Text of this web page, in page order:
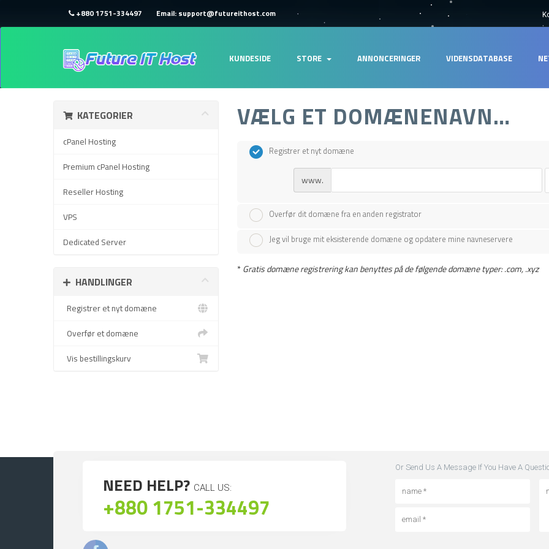
+880 1751-334497 Email: support@futureithost.com
KUNDESIDE STORE ANNONCERINGER VIDENSDATABASE
KATEGORIER
cPanel Hosting
Premium cPanel Hosting
Reseller Hosting
VPS
Dedicated Server
HANDLINGER
Registrer et nyt domæne
Overfør et domæne
Vis bestillingskurv
VÆLG ET DOMÆNENAVN…
Registrer et nyt domæne
www.
Overfør dit domæne fra en anden registrator
Jeg vil bruge mit eksisterende domæne og opdatere mine navneservere
*Gratis domæne registrering kan benyttes på de følgende domæne typer: .com, .xyz
NEED HELP? CALL US:
+880 1751-334497
Or Send Us A Message If You Have A